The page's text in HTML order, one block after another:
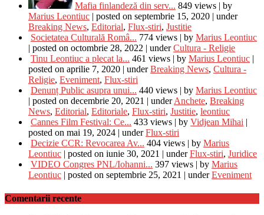
Mafia finlandeză din serv... 849 views | by
Marius Leontiuc | posted on septembrie 15, 2020 | under
Breaking News, Editorial, Flux-stiri, Justitie
Societatea Culturală Româ... 774 views | by Marius Leontiuc
| posted on octombrie 28, 2022 | underCultura - Religie
Tinu Leontiuc a plecat la... 461 views | by Marius Leontiuc |
posted on aprilie 7, 2020 | underBreaking News, Cultura -
Religie, Eveniment, Flux-stiri
Denunț Public asupra unui... 440 views | by Marius Leontiuc
| posted on decembrie 20, 2021 | underAnchete, Breaking
News, Editorial, Editoriale, Flux-stiri, Justitie, leontiuc
Cannes Film Festival: Ce... 433 views | by Vidjean Mihai |
posted on mai 19, 2024 | underFlux-stiri
Decizie CCR: Revocarea Av... 404 views | by Marius
Leontiuc | posted on iunie 30, 2021 | underFlux-stiri, Juridice
VIDEO Congres PNL/Iohanni... 397 views | by Marius
Leontiuc | posted on septembrie 25, 2021 | underEveniment
Comentarii recente